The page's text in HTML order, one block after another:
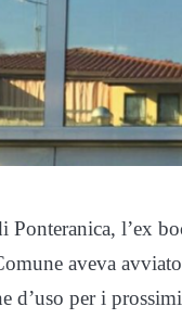
l’ex
aveva
d’uso per i